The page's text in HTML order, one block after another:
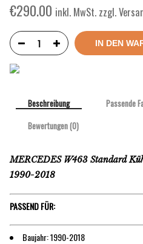
€290.00 inkl. MwSt. zzgl.
IN DEN
Beschreibung
Passende
Bewertungen (0)
MERCEDES W463 Standard
1990-2018
PASSEND FÜR:
Baujahr: 1990-2018